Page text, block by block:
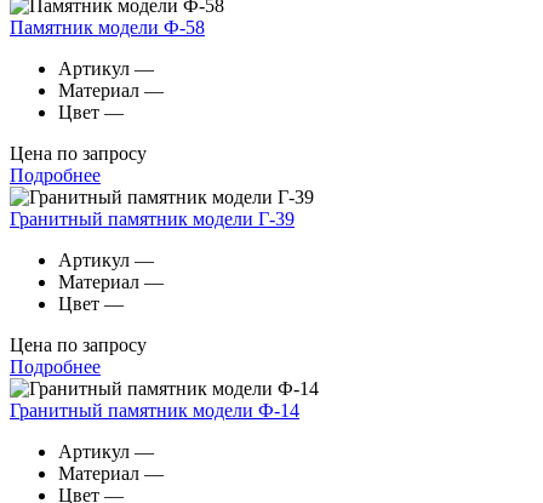
Памятник модели Ф-58
Артикул —
Материал —
Цвет —
Цена по запросу
Подробнее
Гранитный памятник модели Г-39
Артикул —
Материал —
Цвет —
Цена по запросу
Подробнее
Гранитный памятник модели Ф-14
Артикул —
Материал —
Цвет —